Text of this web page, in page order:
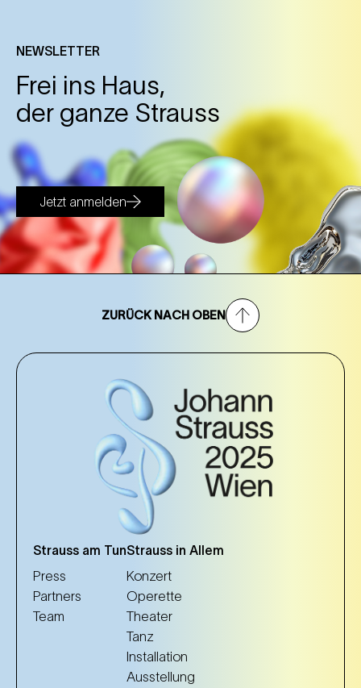
NEWSLETTER
Frei ins Haus,
der ganze Strauss
Jetzt anmelden
ZURÜCK NACH OBEN
Strauss am Tun
Press
Partners
Team
Strauss in Allem
Konzert
Operette
Theater
Tanz
Installation
Ausstellung